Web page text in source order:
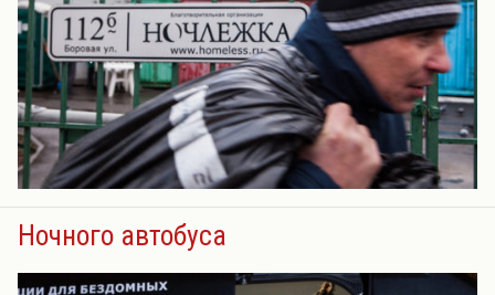
Ночного автобуса